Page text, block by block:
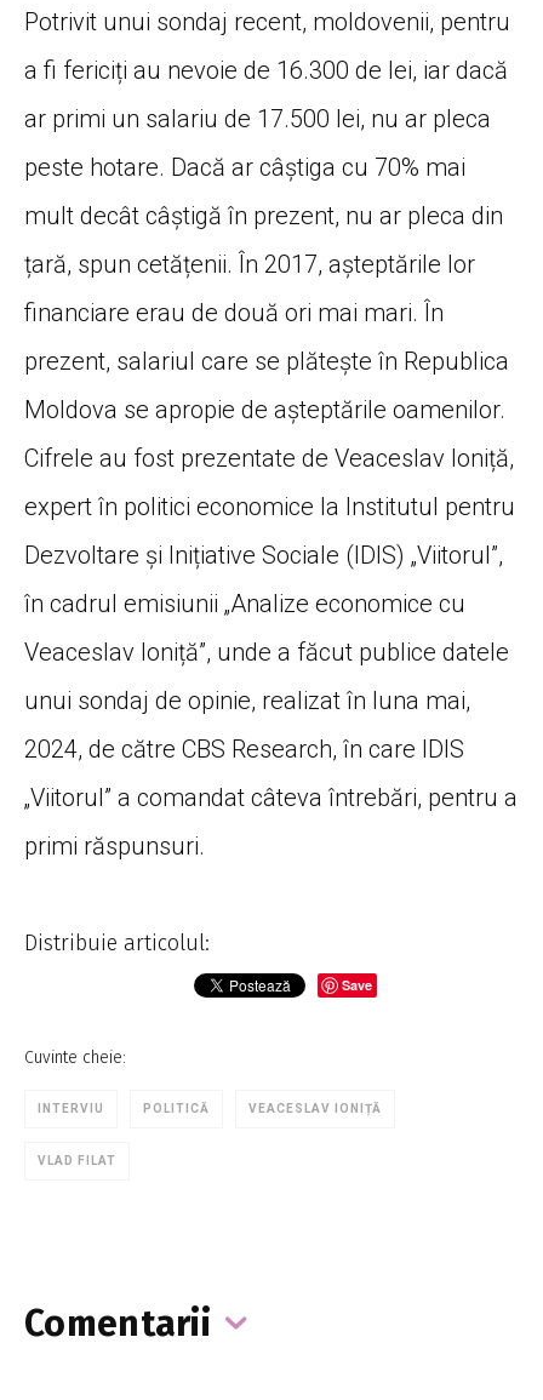
Potrivit unui sondaj recent, moldovenii, pentru
a fi fericiți au nevoie de 16.300 de lei, iar dacă
ar primi un salariu de 17.500 lei, nu ar pleca
peste hotare. Dacă ar câștiga cu 70% mai
mult decât câștigă în prezent, nu ar pleca din
țară, spun cetățenii. În 2017, așteptările lor
financiare erau de două ori mai mari. În
prezent, salariul care se plătește în Republica
Moldova se apropie de așteptările oamenilor.
Cifrele au fost prezentate de Veaceslav Ioniță,
expert în politici economice la Institutul pentru
Dezvoltare și Inițiative Sociale (IDIS) „Viitorul”,
în cadrul emisiunii „Analize economice cu
Veaceslav Ioniță”, unde a făcut publice datele
unui sondaj de opinie, realizat în luna mai,
2024, de către CBS Research, în care IDIS
„Viitorul” a comandat câteva întrebări, pentru a
primi răspunsuri.
Distribuie articolul:
Save
Cuvinte cheie:
INTERVIU POLITICĂ VEACESLAV IONIȚĂ
VLAD FILAT
Comentarii